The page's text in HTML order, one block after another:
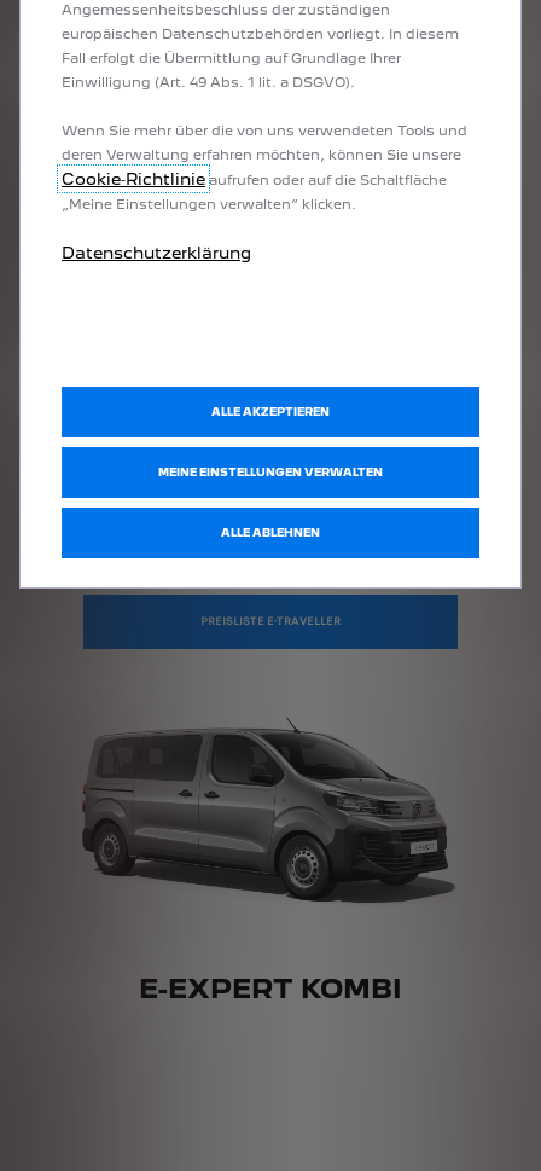
PREISLISTE PEUGEOT E-RIFTER
E-TRAVELLER
PREISLISTE E-TRAVELLER
E-EXPERT KOMBI
Angemessenheitsbeschluss der zuständigen
europäischen Datenschutzbehörden vorliegt. In diesem
Fall erfolgt die Übermittlung auf Grundlage Ihrer
Einwilligung (Art. 49 Abs. 1 lit. a DSGVO).
Wenn Sie mehr über die von uns verwendeten Tools und
deren Verwaltung erfahren möchten, können Sie unsere
Cookie‑Richtlinie aufrufen oder auf die Schaltfläche
„Meine Einstellungen verwalten“ klicken.
Datenschutzerklärung
MEINE EINSTELLUNGEN VERWALTEN
ALLE AKZEPTIEREN
ALLE ABLEHNEN